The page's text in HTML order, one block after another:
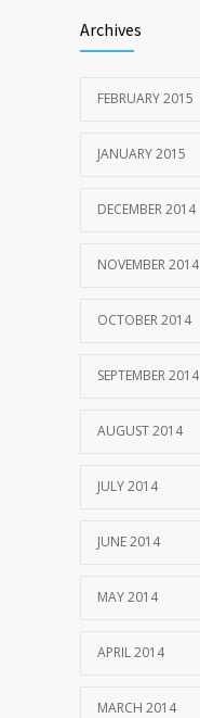
Archives
FEBRUARY 2015
JANUARY 2015
DECEMBER 2014
NOVEMBER 2014
OCTOBER 2014
SEPTEMBER 2014
AUGUST 2014
JULY 2014
JUNE 2014
MAY 2014
APRIL 2014
MARCH 2014